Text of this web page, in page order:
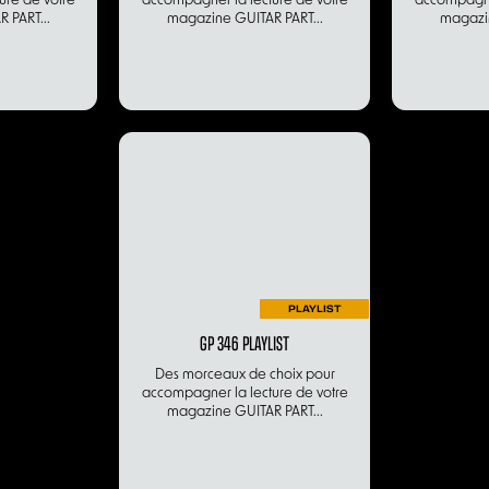
PART...
magazine GUITAR PART...
PLAYLIST
GP 346 PLAYLIST
Des morceaux de choix pour
accompagner la lecture de votre
magazine GUITAR PART...